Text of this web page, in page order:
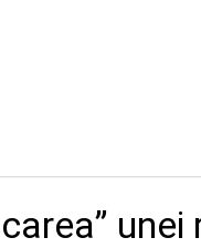
unei